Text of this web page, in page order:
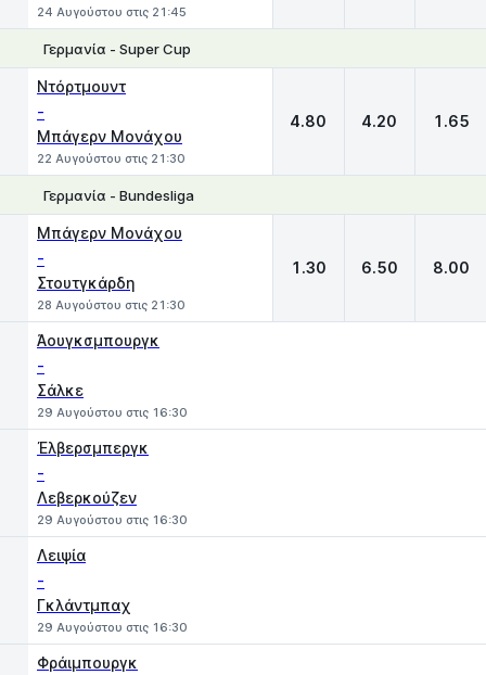
24 Αυγούστου στις 21:45
Γερμανία - Super Cup
Ντόρτμουντ
-
Μπάγερν Μονάχου
22 Αυγούστου στις 21:30
4.80 4.20 1.65
Γερμανία - Bundesliga
Μπάγερν Μονάχου
-
Στουτγκάρδη
28 Αυγούστου στις 21:30
1.30 6.50 8.00
Άουγκσμπουργκ
-
Σάλκε
29 Αυγούστου στις 16:30
Έλβερσμπεργκ
-
Λεβερκούζεν
29 Αυγούστου στις 16:30
Λειψία
-
Γκλάντμπαχ
29 Αυγούστου στις 16:30
Φράιμπουργκ